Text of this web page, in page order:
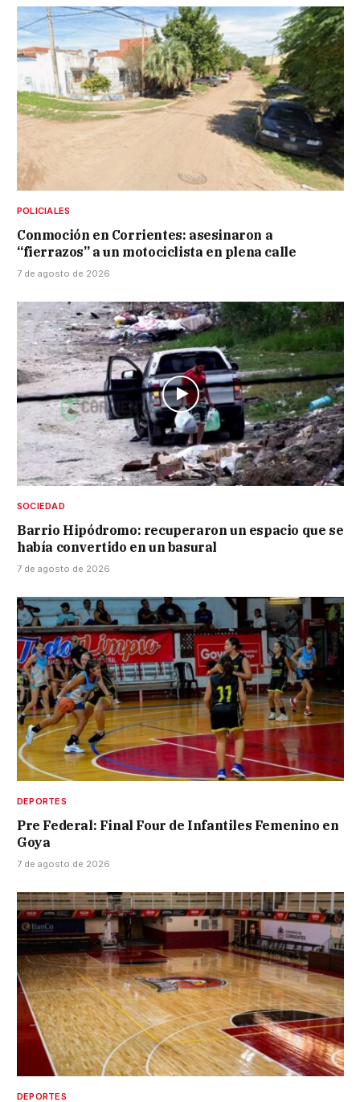
POLICIALES
Conmoción en Corrientes: asesinaron a
“fierrazos” a un motociclista en plena calle
7 de agosto de 2026
SOCIEDAD
Barrio Hipódromo: recuperaron un espacio que se
había convertido en un basural
7 de agosto de 2026
DEPORTES
Pre Federal: Final Four de Infantiles Femenino en
Goya
7 de agosto de 2026
DEPORTES